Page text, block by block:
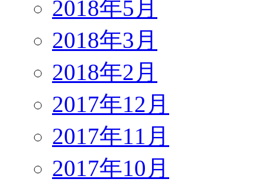
2018年5月
2018年3月
2018年2月
2017年12月
2017年11月
2017年10月